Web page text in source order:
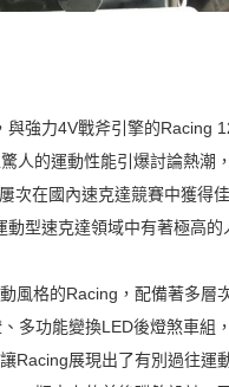
與強力4V戰斧引擎的Racing
人的運動性能引爆討論熱潮
次在國內速克達競賽中獲得
型速克達領域中有著極高的
風格的Racing，配備著多層
多功能變換LED後燈煞車組
Racing展現出了有別過往運